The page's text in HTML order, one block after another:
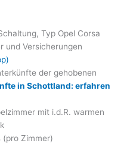
Typ Opel Corsa
und Versicherungen
der gehobenen
in Schottland: erfahren
mit i.d.R. warmen
Zimmer)